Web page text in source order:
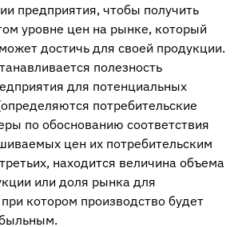
предприятия, чтобы получить
уровне цен на рынке, который
достичь для своей продукции.
полезность
для потенциальных
потребительские
по обоснованию соответствия
цен их потребительским
находится величина объема
или доля рынка для
котором производство будет